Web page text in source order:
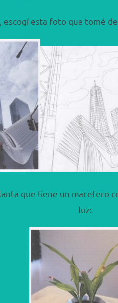
esta foto que tomé
que tiene un macetero
luz: